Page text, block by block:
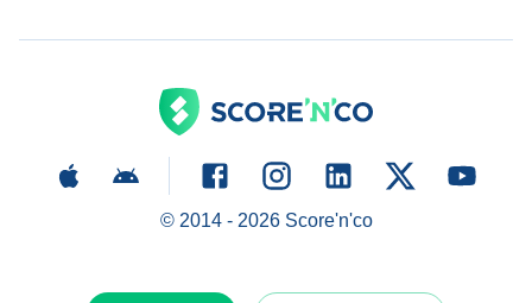
© 2014 - 2026Score'n'co